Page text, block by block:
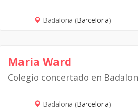
Badalona (Barcelona)
Maria Ward
Colegio concertado en
Badalona (Barcelona)